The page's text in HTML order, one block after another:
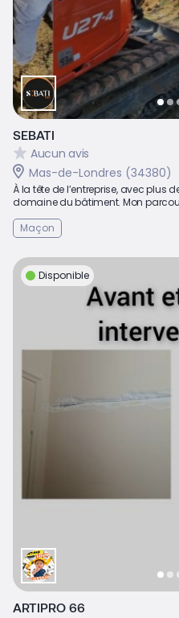
SEBATI
Aucun avis
Mas-de-Londres (34380)
À la tête de l’entreprise, avec plus
domaine du bâtiment. Mon
Maçon
Disponible
ARTIPRO 66